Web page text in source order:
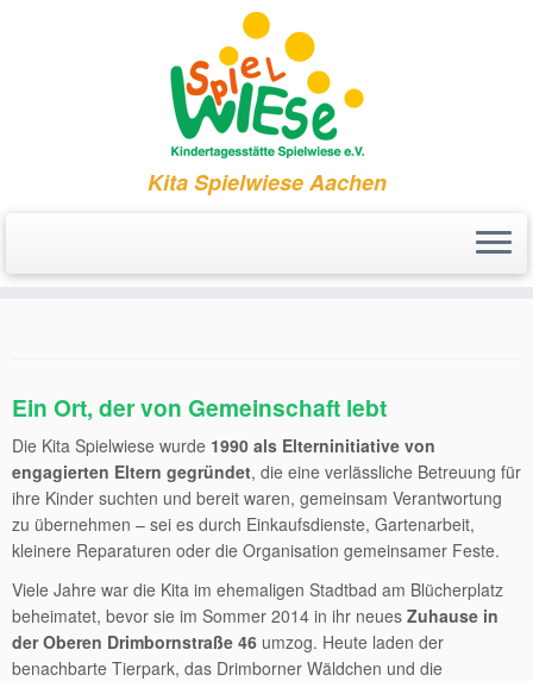
Kita Spielwiese Aachen
Ein Ort, der von Gemeinschaft lebt
Die Kita Spielwiese wurde 1990 als Elterninitiative von
engagierten Eltern gegründet, die eine verlässliche Betreuung für
ihre Kinder suchten und bereit waren, gemeinsam Verantwortung
zu übernehmen – sei es durch Einkaufsdienste, Gartenarbeit,
kleinere Reparaturen oder die Organisation gemeinsamer Feste.
Viele Jahre war die Kita im ehemaligen Stadtbad am Blücherplatz
beheimatet, bevor sie im Sommer 2014 in ihr neues Zuhause in
der Oberen Drimbornstraße 46 umzog. Heute laden der
benachbarte Tierpark, das Drimborner Wäldchen und die